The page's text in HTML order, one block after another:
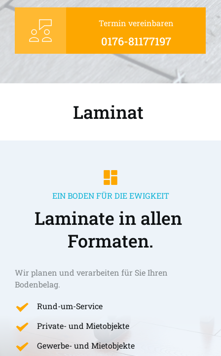
Termin vereinbaren
0176-81177197
Laminat
EIN BODEN FÜR DIE EWIGKEIT
Laminate in allen
Formaten.
Wir planen und verarbeiten für Sie Ihren
Bodenbelag.
Rund-um-Service
Private- und Mietobjekte
Gewerbe- und Mietobjekte